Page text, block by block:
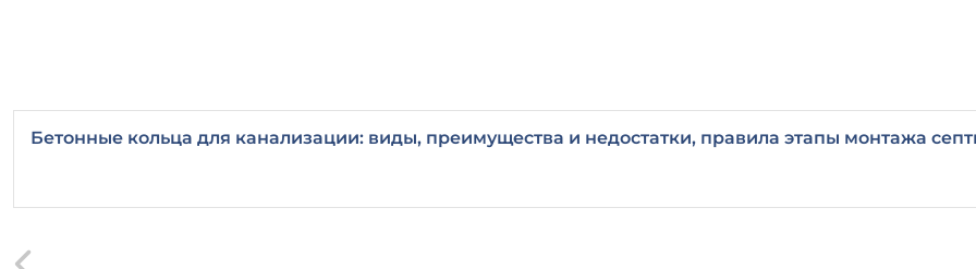
Бетонные кольца для канализации: виды, преимущества и недостатки, правила этапы монтажа